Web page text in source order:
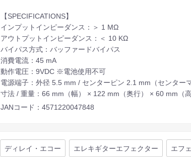
【SPECIFICATIONS】
インプットインピーダンス：＞ 1 MΩ
アウトプットインピーダンス：＜ 10 KΩ
バイパス方式：バッファードバイパス
消費電流：45 mA
動作電圧：9VDC ※電池使用不可
電源端子：外径 5.5 mm / センターピン 2.1 mm（センター
寸法 / 重量：66 mm（幅） × 122 mm（奥行） × 60 mm（
JANコード：4571220047848
ディレイ・エコー エレキギターエフェクター エフ